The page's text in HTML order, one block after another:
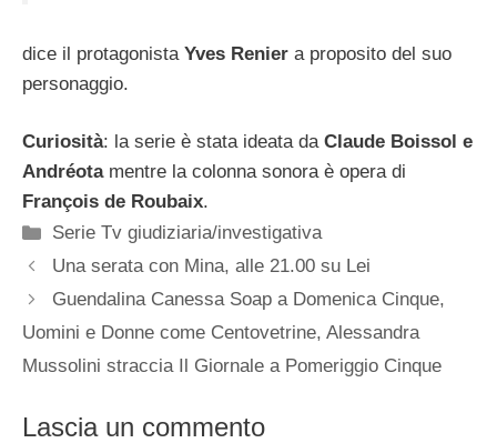
dice il protagonista Yves Renier a proposito del suo
personaggio.
Curiosità: la serie è stata ideata daClaude Boissol e
Andréota mentre la colonna sonora è opera di
François de Roubaix.
Categorie
Serie Tv giudiziaria/investigativa
Una serata con Mina, alle 21.00 su Lei
Guendalina Canessa Soap a Domenica Cinque,
Uomini e Donne come Centovetrine, Alessandra
Mussolini straccia Il Giornale a Pomeriggio Cinque
Lascia un commento